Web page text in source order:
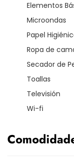
Elementos
Microondas
Papel
Ropa de
Secador de
Toallas
Televisión
Wi-fi